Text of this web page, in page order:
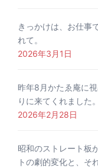
きっかけは、お仕事
れて。
2026年3月1日
昨年8月かたゑ庵に
りに来てくれました。
2026年2月28日
昭和のストレート板
トの劇的変化と、そ